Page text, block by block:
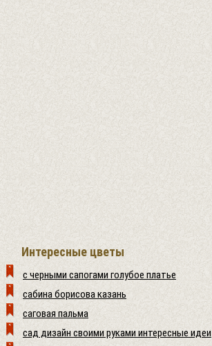
Интересные цветы
с черными сапогами голубое платье
сабина борисова казань
саговая пальма
сад дизайн своими руками интересные идеи